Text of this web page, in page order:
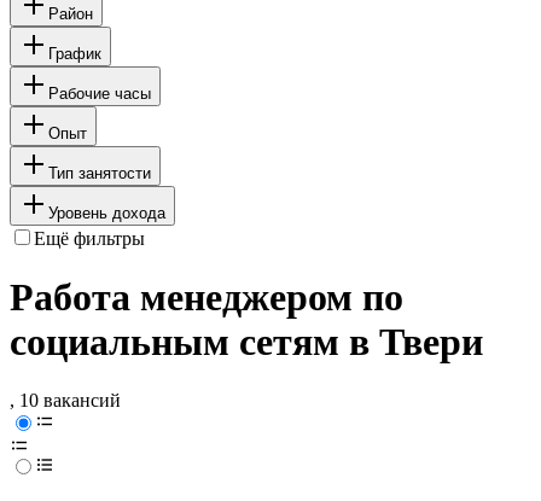
Район
График
Рабочие часы
Опыт
Тип занятости
Уровень дохода
Ещё фильтры
Работа менеджером по
социальным сетям в Твери
, 10 вакансий